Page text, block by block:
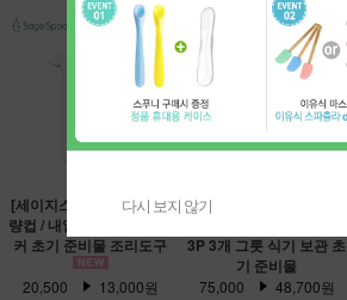
[세이지스푼풀] 이유식 계
량컵 / 내열 유리 계량컵 비
커 초기 준비물 조리도구
20,500 13,000원
[세이지스푼풀] 이유식 유
3P 3개 그릇 식기 보관 초
기 준비물
75,000 48,700원
다시 보지 않기